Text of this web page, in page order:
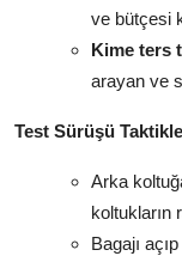
ve bütçesi
Kime ters
arayan ve
Test Sürüşü
Arka
koltukların
Bagajı